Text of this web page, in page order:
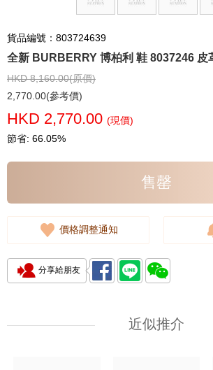
貨品編號：803724639
全新 BURBERRY 博柏利 鞋 8037246 皮
HKD 8,160.00(原價)
2,770.00(參考價)
HKD 2,770.00 (現價)
節省: 66.05%
售罄
價格調整通知
分享給朋友
近似推介